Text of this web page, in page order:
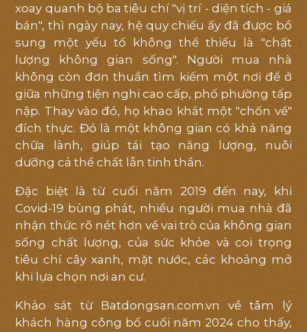
xoay quanh bộ ba tiêu chí "vị trí - diện tích - giá
bán", thì ngày nay, hệ quy chiếu ấy đã được bổ
sung một yếu tố không thể thiếu là "chất
lượng không gian sống". Người mua nhà
không còn đơn thuần tìm kiếm một nơi để ở
giữa những tiện nghi cao cấp, phố phường tấp
nập. Thay vào đó, họ khao khát một "chốn về"
đích thực. Đó là một không gian có khả năng
chữa lành, giúp tái tạo năng lượng, nuôi
dưỡng cả thể chất lẫn tinh thần.
Đặc biệt là từ cuối năm 2019 đến nay, khi
Covid-19 bùng phát, nhiều người mua nhà đã
nhận thức rõ nét hơn về vai trò của không gian
sống chất lượng, của sức khỏe và coi trọng
tiêu chí cây xanh, mặt nước, các khoảng mở
khi lựa chọn nơi an cư.
Khảo sát từ Batdongsan.com.vn về tâm lý
khách hàng công bố cuối năm 2024 cho thấy,